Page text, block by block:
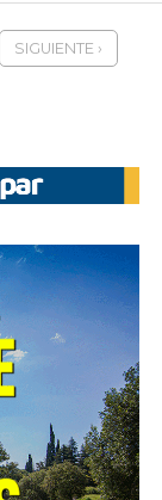
SIGUIENTE ›